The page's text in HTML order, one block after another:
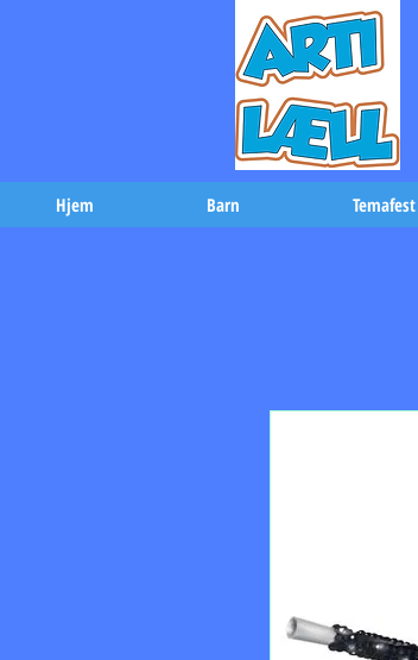
Hjem Barn Temafest